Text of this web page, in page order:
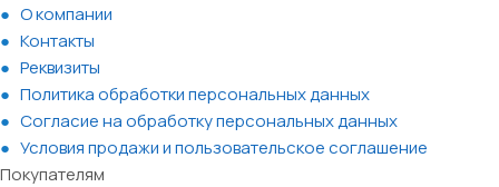
О компании
Контакты
Реквизиты
Политика обработки персональных данных
Согласие на обработку персональных данных
Условия продажи и пользовательское соглашение
Покупателям